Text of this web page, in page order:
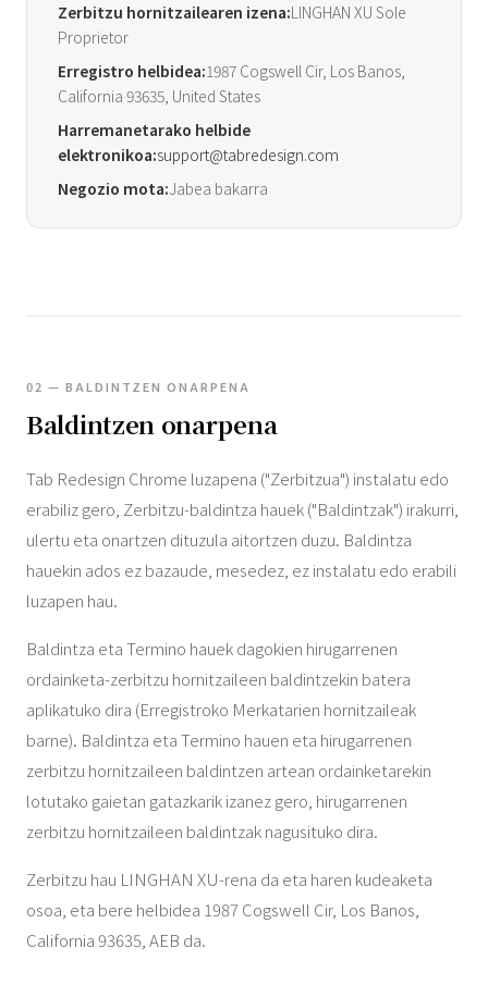
Zerbitzu hornitzailearen izena:LINGHAN XU Sole
Proprietor
Erregistro helbidea:1987 Cogswell Cir, Los Banos,
California 93635, United States
Harremanetarako helbide
elektronikoa:support@tabredesign.com
Negozio mota:Jabea bakarra
02 — BALDINTZEN ONARPENA
Baldintzen onarpena
Tab Redesign Chrome luzapena ("Zerbitzua") instalatu edo
erabiliz gero, Zerbitzu-baldintza hauek ("Baldintzak") irakurri,
ulertu eta onartzen dituzula aitortzen duzu. Baldintza
hauekin ados ez bazaude, mesedez, ez instalatu edo erabili
luzapen hau.
Baldintza eta Termino hauek dagokien hirugarrenen
ordainketa-zerbitzu hornitzaileen baldintzekin batera
aplikatuko dira (Erregistroko Merkatarien hornitzaileak
barne). Baldintza eta Termino hauen eta hirugarrenen
zerbitzu hornitzaileen baldintzen artean ordainketarekin
lotutako gaietan gatazkarik izanez gero, hirugarrenen
zerbitzu hornitzaileen baldintzak nagusituko dira.
Zerbitzu hau LINGHAN XU-rena da eta haren kudeaketa
osoa, eta bere helbidea 1987 Cogswell Cir, Los Banos,
California 93635, AEB da.